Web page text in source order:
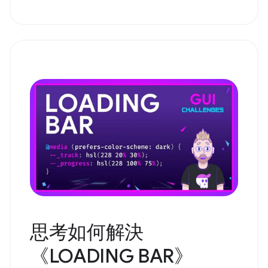
思考如何解決
《LOADING BAR》